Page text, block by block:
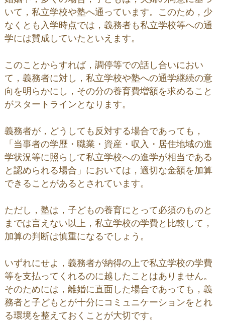
いて，私立学校や塾へ通っています。このため，少
なくとも入学時点では，義務者も私立学校等への通
学には賛成していたといえます。
このことからすれば，調停等での話し合いにおい
て，義務者に対し，私立学校や塾への通学継続の意
向を明らかにし，その分の養育費増額を求めること
がスタートラインとなります。
義務者が，どうしても反対する場合であっても，
「当事者の学歴・職業・資産・収入・居住地域の進
学状況等に照らして私立学校への進学が相当である
と認められる場合」においては，適切な金額を加算
できることがあるとされています。
ただし，塾は，子どもの養育にとって必須のものと
までは言えない以上，私立学校の学費と比較して，
加算の判断は慎重になるでしょう。
いずれにせよ，義務者が納得の上で私立学校の学費
等を支払ってくれるのに越したことはありません。
そのためには，離婚に直面した場合であっても，義
務者と子どもとが十分にコミュニケーションをとれ
る環境を整えておくことが大切です。